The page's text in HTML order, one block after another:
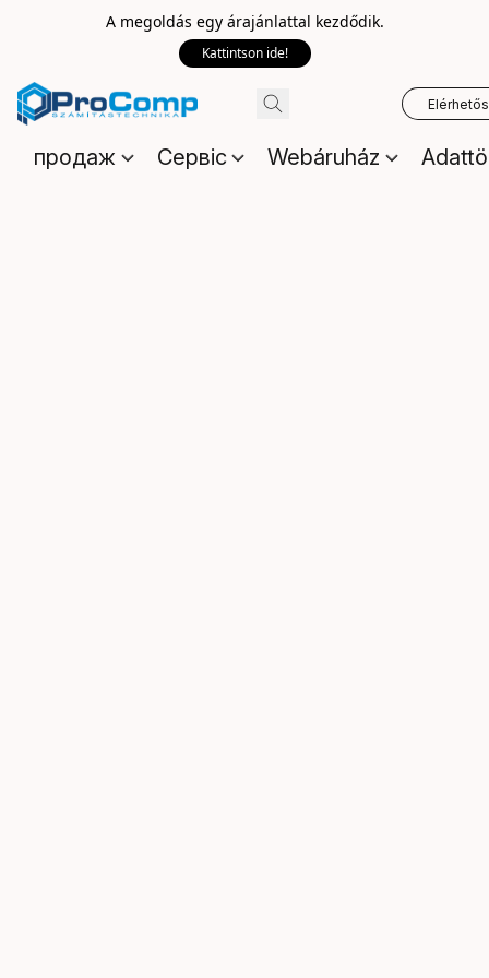
A megoldás egy árajánlattal kezdődik.
Kattintson ide!
продаж Сервіс Webáruház